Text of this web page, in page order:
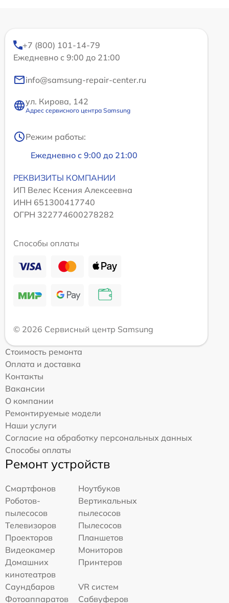
+7 (800) 101-14-79
Ежедневно с 9:00 до 21:00
info@samsung-repair-center.ru
ул. Кирова, 142
Адрес сервисного центра Samsung
Режим работы:
Ежедневно с 9:00 до 21:00
РЕКВИЗИТЫ КОМПАНИИ
ИП Велес Ксения Алексеевна
ИНН 651300417740
ОГРН 322774600278282
Способы оплаты
© 2026 Сервисный центр Samsung
Стоимость ремонта
Оплата и доставка
Контакты
Вакансии
О компании
Ремонтируемые модели
Наши услуги
Согласие на обработку персональных данных
Способы оплаты
Ремонт устройств
Смартфонов
Ноутбуков
Роботов-
пылесосов
Вертикальных
пылесосов
Телевизоров
Пылесосов
Проекторов
Планшетов
Видеокамер
Мониторов
Домашних
кинотеатров
Принтеров
Саундбаров
VR систем
Фотоаппаратов
Сабвуферов